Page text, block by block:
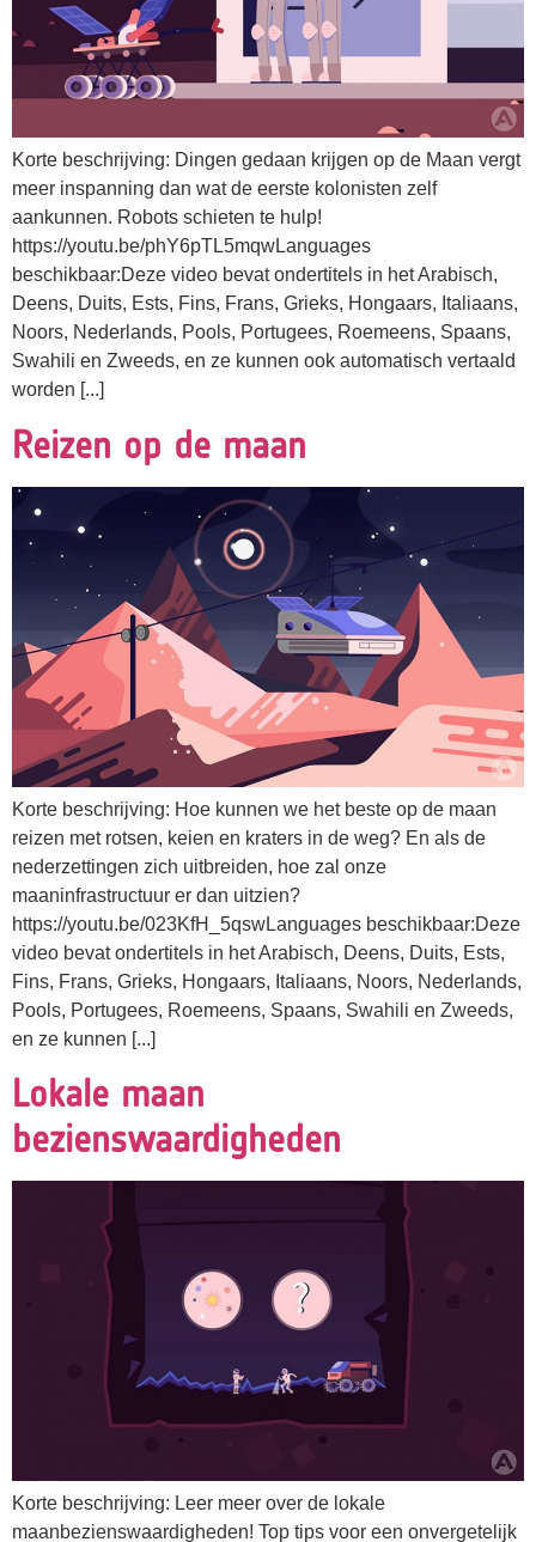
Korte beschrijving: Dingen gedaan krijgen op de Maan vergt
meer inspanning dan wat de eerste kolonisten zelf
aankunnen. Robots schieten te hulp!
https://youtu.be/phY6pTL5mqwLanguages
beschikbaar:Deze video bevat ondertitels in het Arabisch,
Deens, Duits, Ests, Fins, Frans, Grieks, Hongaars, Italiaans,
Noors, Nederlands, Pools, Portugees, Roemeens, Spaans,
Swahili en Zweeds, en ze kunnen ook automatisch vertaald
worden [...]
Reizen op de maan
Korte beschrijving: Hoe kunnen we het beste op de maan
reizen met rotsen, keien en kraters in de weg? En als de
nederzettingen zich uitbreiden, hoe zal onze
maaninfrastructuur er dan uitzien?
https://youtu.be/023KfH_5qswLanguages beschikbaar:Deze
video bevat ondertitels in het Arabisch, Deens, Duits, Ests,
Fins, Frans, Grieks, Hongaars, Italiaans, Noors, Nederlands,
Pools, Portugees, Roemeens, Spaans, Swahili en Zweeds,
en ze kunnen [...]
Lokale maan
bezienswaardigheden
Korte beschrijving: Leer meer over de lokale
maanbezienswaardigheden! Top tips voor een onvergetelijk